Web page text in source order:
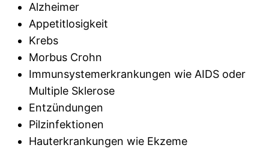
Alzheimer
Appetitlosigkeit
Krebs
Morbus Crohn
Immunsystemerkrankungen wie AIDS oder
Multiple Sklerose
Entzündungen
Pilzinfektionen
Hauterkrankungen wie Ekzeme